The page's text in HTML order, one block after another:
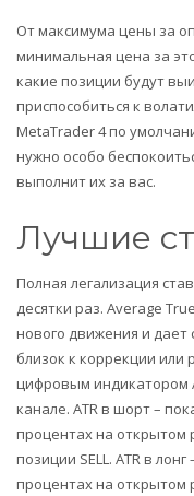
От максимума цены за
минимальная цена за
какие позиции будут
приспособиться к
MetaTrader 4 по
нужно особо
выполнит их за вас.
Лучшие
Полная легализация
десятки раз. Average
нового движения и
близок к коррекции или
цифровым индикатором
канале. ATR в шорт –
процентах на открытом
позиции SELL. ATR в
процентах на открытом